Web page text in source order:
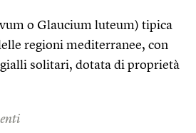
o Glaucium luteum) tipica
regioni mediterranee, con
solitari, dotata di proprietà